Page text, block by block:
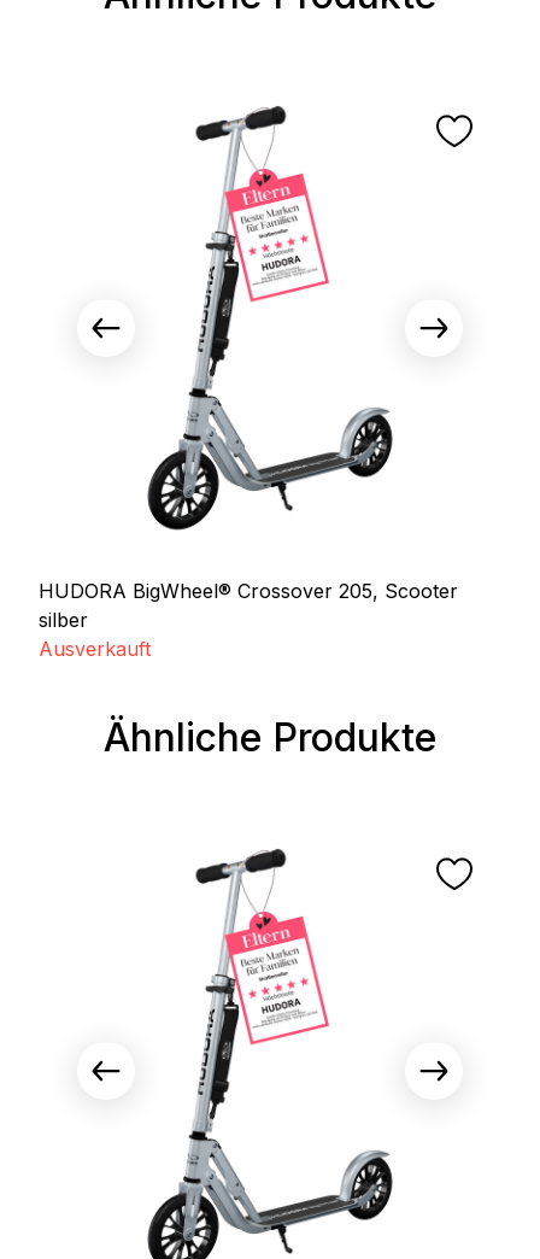
HUDORA BigWheel® Crossover 205, Scooter
silber
Ausverkauft
Produktgalerie überspringen
Ähnliche Produkte